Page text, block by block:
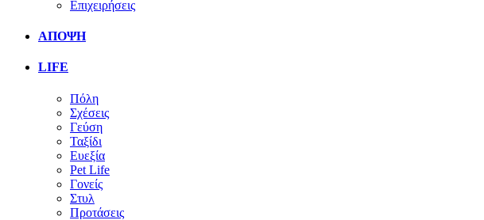
Επιχειρήσεις
ΑΠΟΨΗ
LIFE
Πόλη
Σχέσεις
Γεύση
Ταξίδι
Ευεξία
Pet Life
Γονείς
Στυλ
Προτάσεις